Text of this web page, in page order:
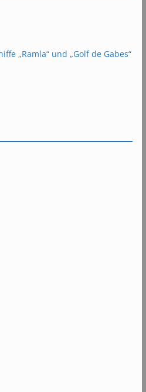
„Ramla“ und „Golf de Gabes“